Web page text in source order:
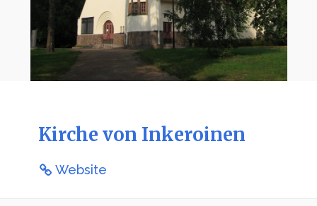
Kirche von Inkeroinen
Website